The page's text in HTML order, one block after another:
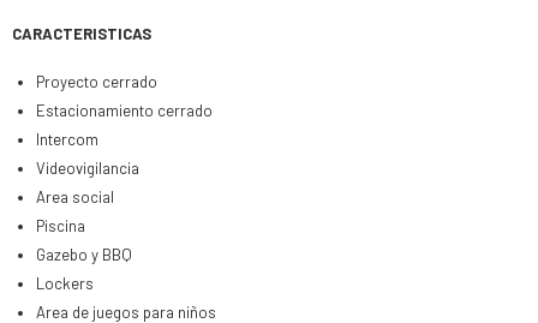
CARACTERISTICAS
Proyecto cerrado
Estacionamiento cerrado
Intercom
Videovigilancia
Area social
Piscina
Gazebo y BBQ
Lockers
Area de juegos para niños